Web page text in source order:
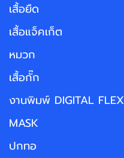
เสื้อยืด
เสื้อแจ็คเก็ต
หมวก
เสื้อกั๊ก
งานพิมพ์ DIGITAL FLEX
MASK
ปกทอ